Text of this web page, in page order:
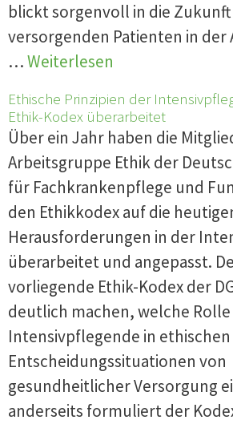
blickt sorgenvoll in die Zukunft
versorgenden Patienten in der
…Weiterlesen
Ethische Prinzipien der
Ethik-Kodex überarbeitet
Über ein Jahr haben die
Arbeitsgruppe Ethik der
für Fachkrankenpflege und
den Ethikkodex auf die
Herausforderungen in der
überarbeitet und angepasst.
vorliegende Ethik-Kodex der
deutlich machen, welche Rolle
Intensivpflegende in ethischen
Entscheidungssituationen von
gesundheitlicher Versorgung
anderseits formuliert der